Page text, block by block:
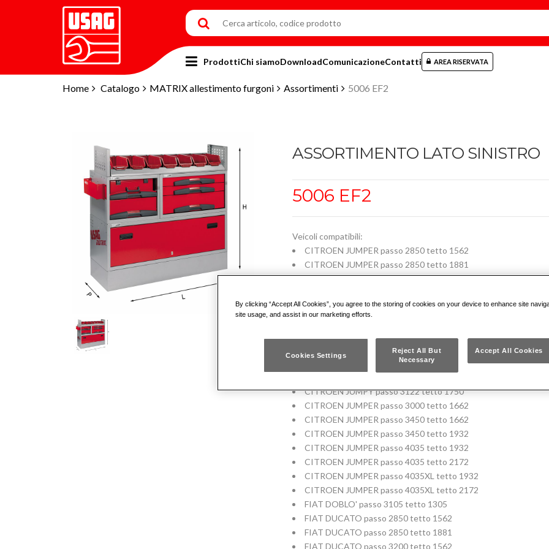
Home Catalogo MATRIX allestimento furgoni Assortimenti 5006 EF2
ProdottiChi siamoDownloadComunicazioneContatti AREA RISERVATA
ASSORTIMENTO LATO SINISTRO
5006 EF2
Veicoli compatibili:
CITROEN JUMPER passo 2850 tetto 1562
CITROEN JUMPER passo 2850 tetto 1881
CITROEN JUMPER passo 3200 tetto 1562
CITROEN JUMPER passo 3200 tetto 2115
CITROEN JUMPER passo 3700 tetto 1881
CITROEN JUMPY passo 2824 tetto 1415
CITROEN JUMPY passo 3224 tetto 1415
CITROEN JUMPY passo 3122 tetto 1750
CITROEN JUMPER passo 3000 tetto 1662
CITROEN JUMPER passo 3450 tetto 1662
CITROEN JUMPER passo 3450 tetto 1932
CITROEN JUMPER passo 4035 tetto 1932
CITROEN JUMPER passo 4035 tetto 2172
CITROEN JUMPER passo 4035XL tetto 1932
CITROEN JUMPER passo 4035XL tetto 2172
FIAT DOBLO' passo 3105 tetto 1305
FIAT DUCATO passo 2850 tetto 1562
FIAT DUCATO passo 2850 tetto 1881
FIAT DUCATO passo 3200 tetto 1562
By clicking “Accept All Cookies”, you agree to the storing of cookies on your device to enhance site
site usage, and assist in our marketing efforts.
Cookies Settings
Reject All But
Necessary
Accept All Cookies